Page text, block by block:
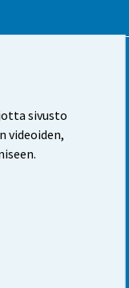
sivusto
videoiden,